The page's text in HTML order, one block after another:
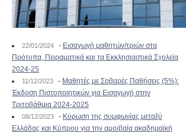
22/01/2024 - Εισαγωγή μαθητών/τριών στα
Πρότυπα, Πειραματικά και τα Εκκλησιαστικά Σχολεία
2024-25
11/12/2023 - Μαθητές με Σοβαρές Παθήσεις (5%):
Έκδοση Πιστοποιητικών για Εισαγωγή στην
Τριτοβάθμια 2024-2025
08/12/2023 - Κύρωση της συμφωνίας μεταξύ
Ελλάδας και Κύπρου για την αμοιβαία ακαδημαϊκή